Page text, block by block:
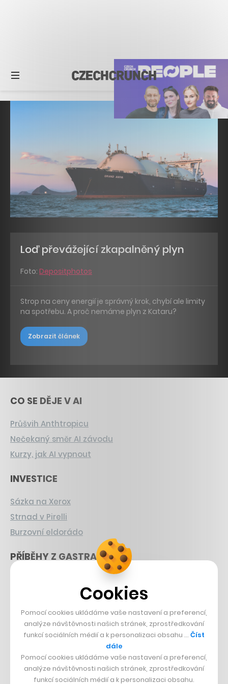
Loď převážející zkapalněný plyn
Foto: Depositphotos
Strop na ceny energií je správný krok, chybí ale limity
na spotřebu. A proč nemáme plyn z Kataru?
Zobrazit článek
CO SE DĚJE V AI
Průšvih Anthtropicu
Nečekaný směr AI závodu
Kurzy, jak AI vypnout
INVESTICE
Sázka na Xerox
Strnad v Pirelli
Burzovní eldorádo
PŘÍBĚHY Z GASTRA
Francouzský šéfkuchař na Šumavě
Dva golfisti, co pečou
DESIGN
Bomma není tichá
Originální hodinky
Cookies
Pomocí cookies ukládáme vaše nastavení a preferencí,
analýze návštěvnosti našich stránek, zprostředkování
funkcí sociálních médií a k personalizaci obsahu … Číst
dále
Pomocí cookies ukládáme vaše nastavení a preferencí,
analýze návštěvnosti našich stránek, zprostředkování
funkcí sociálních médií a k personalizaci obsahu.